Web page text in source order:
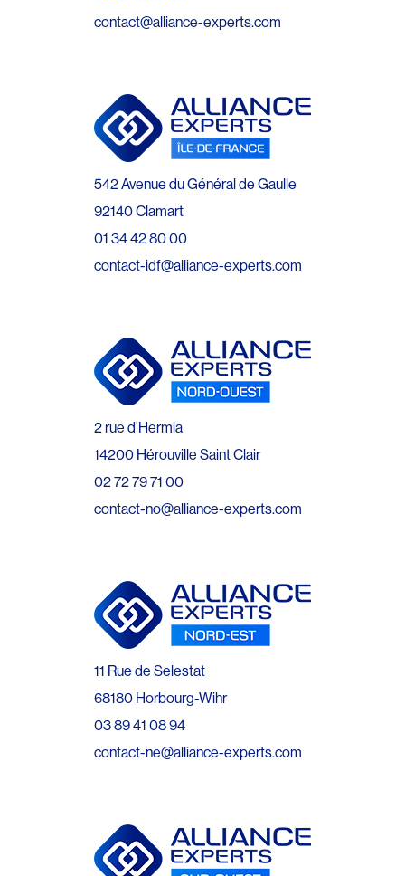
contact@alliance-experts.com
542 Avenue du Général de Gaulle
92140 Clamart
01 34 42 80 00
contact-idf@alliance-experts.com
2 rue d’Hermia
14200 Hérouville Saint Clair
02 72 79 71 00
contact-no@alliance-experts.com
11 Rue de Selestat
68180 Horbourg-Wihr
03 89 41 08 94
contact-ne@alliance-experts.com